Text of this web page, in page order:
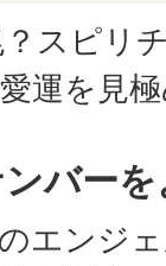
ンバー
エンジ